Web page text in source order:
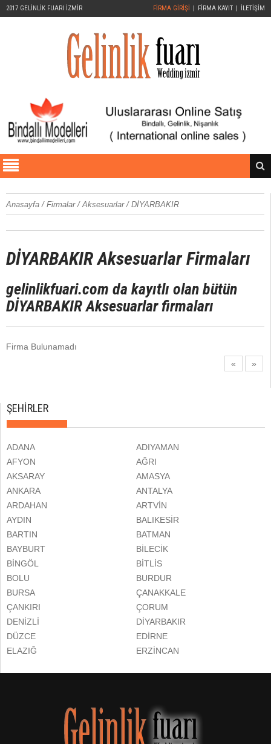
2017 GELİNLİK FUARI İZMİR FİRMA GİRİŞİ FİRMA KAYIT İLETİŞİM
Anasayfa / Firmalar / Aksesuarlar / DİYARBAKIR
DİYARBAKIR AksesuarlarFirmaları
gelinlikfuari.com da kayıtlı olan bütün
DİYARBAKIR Aksesuarlarfirmaları
Firma Bulunamadı
«
»
ŞEHİRLER
ADANA
ADIYAMAN
AFYON
AĞRI
AKSARAY
AMASYA
ANKARA
ANTALYA
ARDAHAN
ARTVİN
AYDIN
BALIKESİR
BARTIN
BATMAN
BAYBURT
BİLECİK
BİNGÖL
BİTLİS
BOLU
BURDUR
BURSA
ÇANAKKALE
ÇANKIRI
ÇORUM
DENİZLİ
DİYARBAKIR
DÜZCE
EDİRNE
ELAZIĞ
ERZİNCAN
IĞDIR
İÇEL
İZMİR